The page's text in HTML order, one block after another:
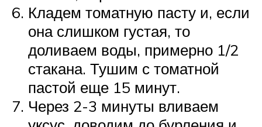
Кладем томатную пасту и, если
она слишком густая, то
доливаем воды, примерно 1/2
стакана. Тушим с томатной
пастой еще 15 минут.
Через 2-3 минуты вливаем